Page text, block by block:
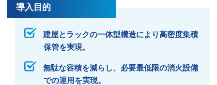
導入目的
建屋とラックの一体型構造により高密度集積
保管を実現。
無駄な容積を減らし、必要最低限の消火設備
での運用を実現。